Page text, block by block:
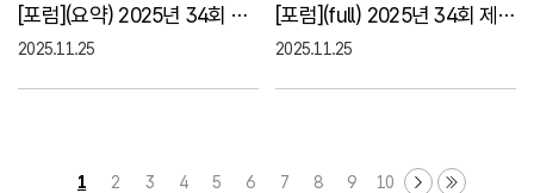
[포럼](요약) 2025년 34회 제주여성가족정책포럼
2025.11.25
[포럼](full) 2025년 34회 제주여성가족정책포럼
2025.11.25
1 2 3 4 5 6 7 8 9 10